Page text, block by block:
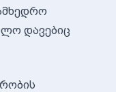
დავებიც